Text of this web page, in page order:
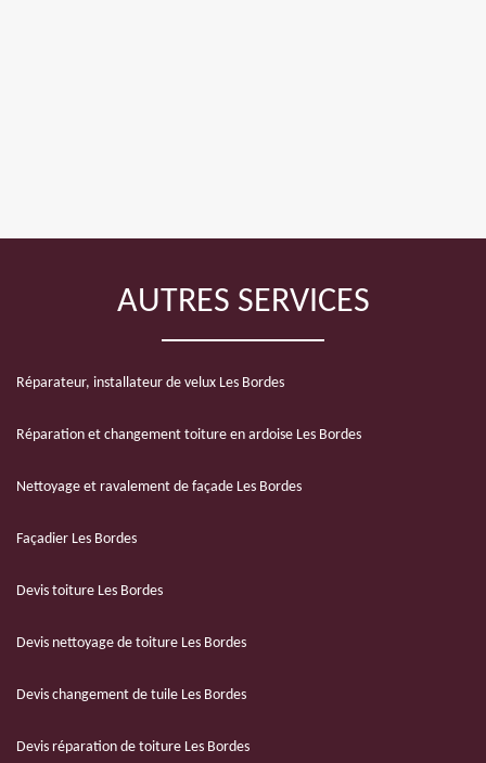
AUTRES SERVICES
Réparateur, installateur de velux Les Bordes
Réparation et changement toiture en ardoise Les Bordes
Nettoyage et ravalement de façade Les Bordes
Façadier Les Bordes
Devis toiture Les Bordes
Devis nettoyage de toiture Les Bordes
Devis changement de tuile Les Bordes
Devis réparation de toiture Les Bordes